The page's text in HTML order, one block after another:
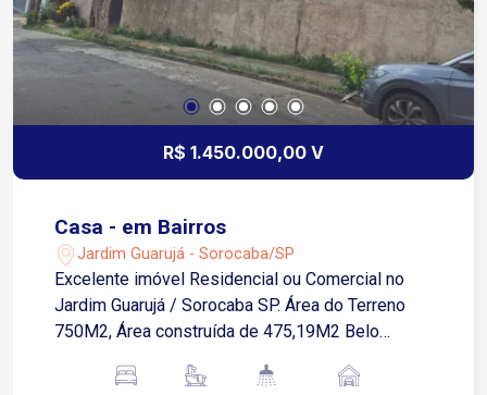
R$ 1.450.000,00 V
Casa - em Bairros
Jardim Guarujá - Sorocaba/SP
Excelente imóvel Residencial ou Comercial no
Jardim Guarujá / Sorocaba SP. Área do Terreno
750M2, Área construída de 475,19M2 Belo
pé direito 10M2 com hall de entrada, com 4